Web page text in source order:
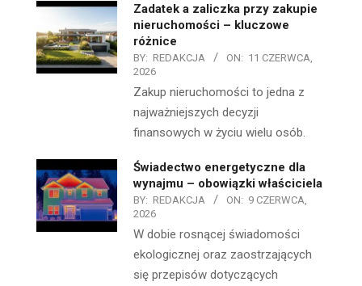
Zadatek a zaliczka przy zakupie
nieruchomości – kluczowe
różnice
BY: REDAKCJA ON: 11 CZERWCA,
2026
Zakup nieruchomości to jedna z
najważniejszych decyzji
finansowych w życiu wielu osób.
Świadectwo energetyczne dla
wynajmu – obowiązki właściciela
BY: REDAKCJA ON: 9 CZERWCA,
2026
W dobie rosnącej świadomości
ekologicznej oraz zaostrzających
się przepisów dotyczących